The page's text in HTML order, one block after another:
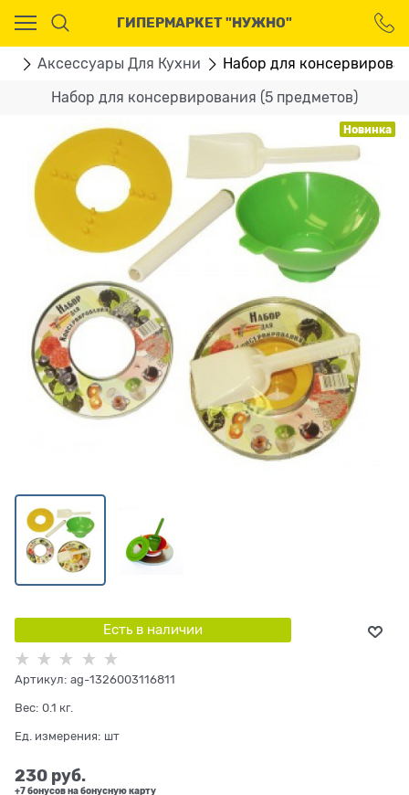
ГИПЕРМАРКЕТ "НУЖНО"
Аксессуары Для Кухни Набор для
Набор для консервирования (5 предметов)
Новинка
Есть в наличии
Артикул: ag-1326003116811
Вес: 0.1 кг.
Ед. измерения: шт
230 руб.
+7 бонусов на бонусную карту
Ваш город - Москва,
угадали?
ДА НЕТ